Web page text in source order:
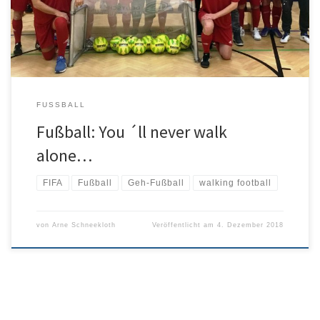
nach moderateren Regeln gespielt. [socialpoll id=“2529355″]
FUSSBALL
Fußball: You ´ll never walk
alone…
FIFA Fußball Geh-Fußball walking football
von Arne Schneekloth Veröffentlicht am4. Dezember 2018